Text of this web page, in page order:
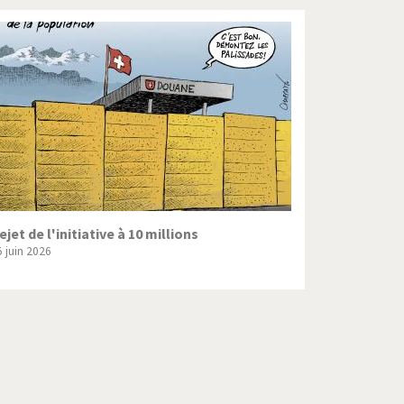
de l'initiative à 10 millions
juin 2026